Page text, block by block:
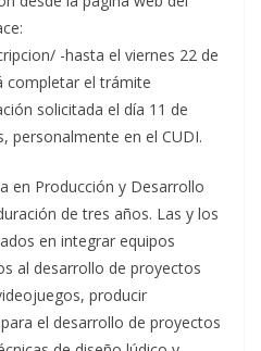
-hasta el viernes 22 de
completar el trámite
solicitada el día 11 de
personalmente en el CUDI.
en Producción y Desarrollo
de tres años. Las y los
en integrar equipos
al desarrollo de proyectos
producir
el desarrollo de proyectos